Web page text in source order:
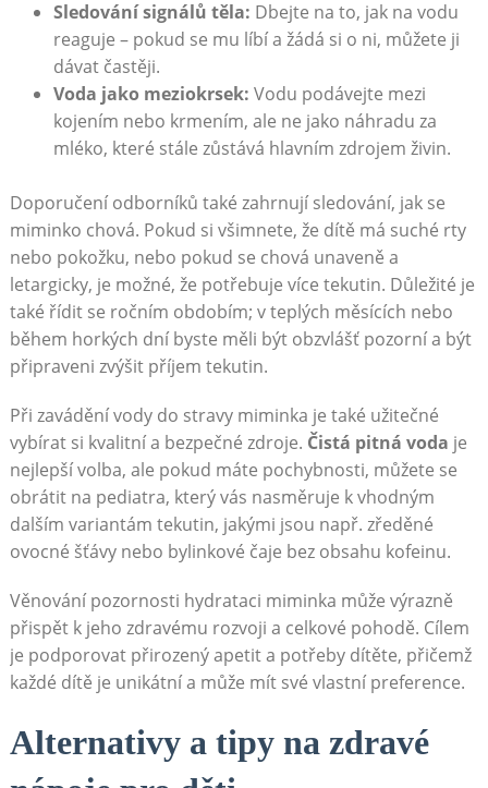
Sledování signálů těla: Dbejte na to, jak na vodu
reaguje – pokud se mu líbí a žádá si o ni, můžete ji
dávat častěji.
Voda jako meziokrsek: Vodu podávejte mezi
kojením nebo krmením, ale ne jako náhradu za
mléko, které stále zůstává hlavním zdrojem živin.
Doporučení odborníků také zahrnují sledování, jak se
miminko chová. Pokud si všimnete, že dítě má suché rty
nebo pokožku, nebo pokud se chová unaveně a
letargicky, je možné, že potřebuje více tekutin. Důležité je
také řídit se ročním obdobím; v teplých měsících nebo
během horkých dní byste měli být obzvlášť pozorní a být
připraveni zvýšit příjem tekutin.
Při zavádění vody do stravy miminka je také užitečné
vybírat si kvalitní a bezpečné zdroje. Čistá pitná voda je
nejlepší volba, ale pokud máte pochybnosti, můžete se
obrátit na pediatra, který vás nasměruje k vhodným
dalším variantám tekutin, jakými jsou např. zředěné
ovocné šťávy nebo bylinkové čaje bez obsahu kofeinu.
Věnování pozornosti hydrataci miminka může výrazně
přispět k jeho zdravému rozvoji a celkové pohodě. Cílem
je podporovat přirozený apetit a potřeby dítěte, přičemž
každé dítě je unikátní a může mít své vlastní preference.
Alternativy a tipy na zdravé